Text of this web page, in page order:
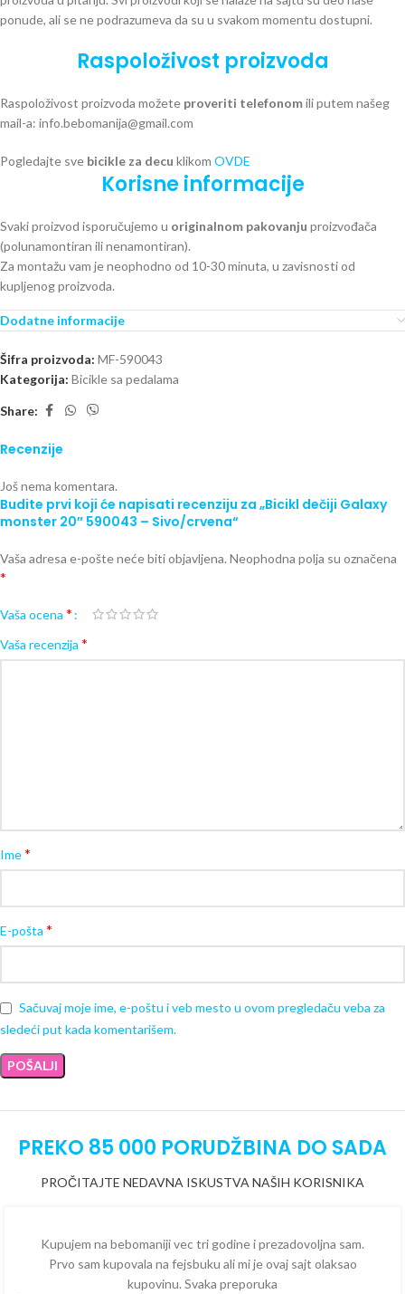
ponude, ali se ne podrazumeva da su u svakom momentu dostupni.
Raspoloživost proizvoda
Raspoloživost proizvoda možete proveriti telefonomili putem našeg
mail-a: info.bebomanija@gmail.com
Pogledajte sve bicikle za decu klikom OVDE
Korisne informacije
Svaki proizvod isporučujemo u originalnom pakovanju proizvođača
(polunamontiran ili nenamontiran).
Za montažu vam je neophodno od 10-30 minuta, u zavisnosti od
kupljenog proizvoda.
Dodatne informacije
Šifra proizvoda: MF-590043
Kategorija: Bicikle sa pedalama
Share:
Recenzije
Još nema komentara.
Budite prvi koji će napisati recenziju za „Bicikl dečiji Galaxy
monster 20″ 590043 – Sivo/crvena“
Vaša adresa e-pošte neće biti objavljena. Neophodna polja su označena
*
Vaša ocena *
Vaša recenzija *
Ime*
E-pošta *
Sačuvaj moje ime, e-poštu i veb mesto u ovom pregledaču veba za
sledeći put kada komentarišem.
PREKO 85 000 PORUDŽBINA DO SADA
PROČITAJTE NEDAVNA ISKUSTVA NAŠIH KORISNIKA
Kupujem na bebomaniji vec tri godine i prezadovoljna sam.
Prvo sam kupovala na fejsbuku ali mi je ovaj sajt olaksao
kupovinu. Svaka preporuka